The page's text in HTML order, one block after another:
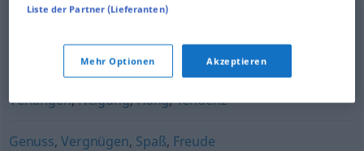
Verlangen (nach)
Verlangen,Neigung,Hang,Tendenz
Genuss,Vergnügen, Spaß, Freude
Liste der Partner (Lieferanten)
Mehr Optionen Akzeptieren